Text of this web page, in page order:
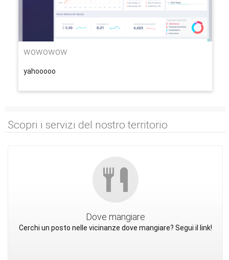
wowowow
yahooooo
Scopri i servizi del nostro territorio
Dove mangiare
Cerchi un posto nelle vicinanze dove mangiare? Segui il link!